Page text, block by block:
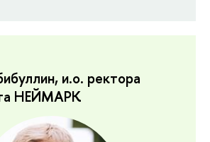
и.о. ректора
НЕЙМАРК